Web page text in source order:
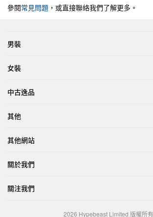
參閱常見問題 ，或直接聯絡我們了解更多。
男裝
女裝
中古逸品
其他
其他網站
關於我們
關注我們
2026 Hypebeast Limited 版權所有